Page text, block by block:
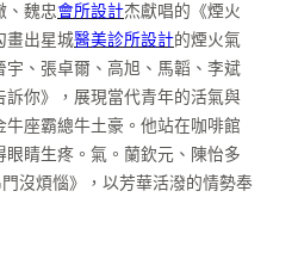
、魏忠會所設計杰獻唱的《煙火
畫出星城醫美診所設計的煙火氣
宇、張卓爾、高旭、馬韜、李斌
你》，展現當代青年的活氣與
座霸總牛土豪。他站在咖啡館
眼睛生疼。氣。蘭欽元、陳怡多
沒煩惱》，以芳華活潑的情勢奉